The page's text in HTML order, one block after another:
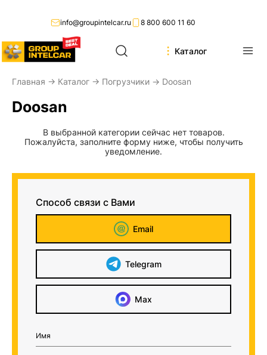
8 800 600 11 60
info@groupintelcar.ru
Каталог
Главная → Каталог → Погрузчики → Doosan
Doosan
В выбранной категории сейчас нет товаров.
Пожалуйста, заполните форму ниже, чтобы получить
уведомление.
Способ связи с Вами
Email
Telegram
Max